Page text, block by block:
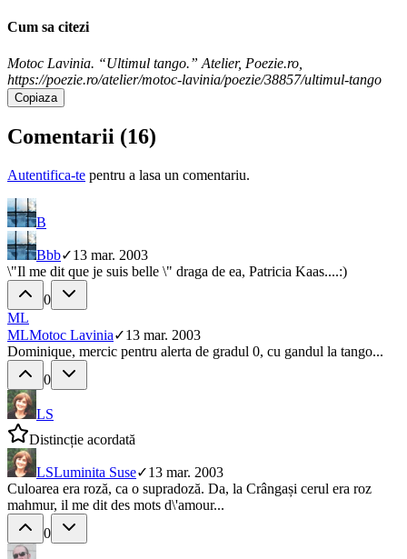
Cum sa citezi
Motoc Lavinia. “Ultimul tango.” Atelier, Poezie.ro,
https://poezie.ro/atelier/motoc-lavinia/poezie/38857/ultimul-tango
Copiaza
Comentarii (16)
Autentifica-te pentru a lasa un comentariu.
B
Bbb✓13 mar. 2003
\"Il me dit que je suis belle \" draga de ea, Patricia Kaas....:)
0
ML
MLMotoc Lavinia✓13 mar. 2003
Dominique, mercic pentru alerta de gradul 0, cu gandul la tango...
0
LS
Distincție acordată
LSLuminita Suse✓13 mar. 2003
Culoarea era roză, ca o supradoză. Da, la Crângași cerul era roz
mahmur, il me dit des mots d\'amour...
0